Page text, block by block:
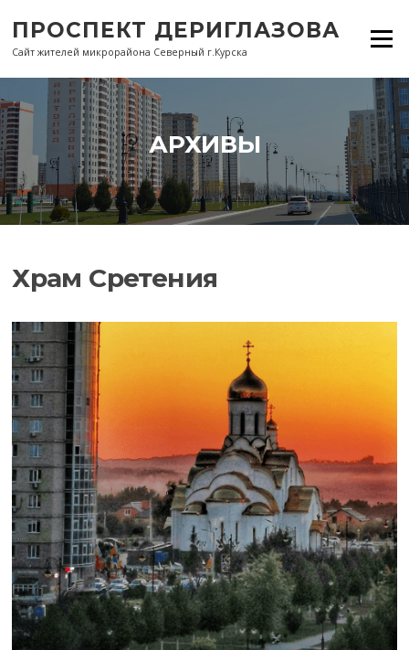
содержанию
ПРОСПЕКТ ДЕРИГЛАЗОВА
Сайт жителей микрорайона Северный г.Курска
Меню
АРХИВЫ
Храм Сретения